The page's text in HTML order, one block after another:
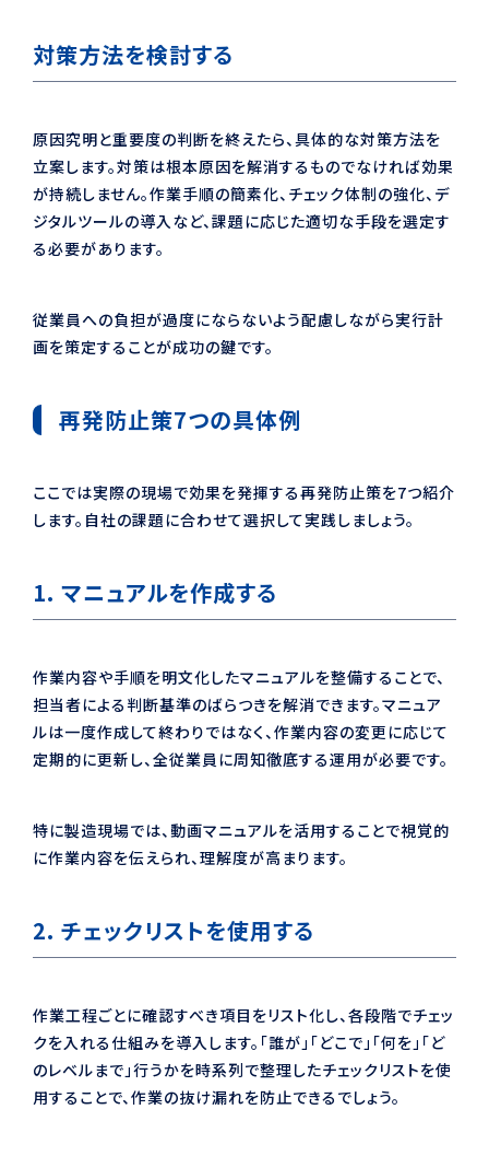
対策方法を検討する
原因究明と重要度の判断を終えたら、具体的な対策方法を
立案します。対策は根本原因を解消するものでなければ効果
が持続しません。作業手順の簡素化、チェック体制の強化、デ
ジタルツールの導入など、課題に応じた適切な手段を選定す
る必要があります。
従業員への負担が過度にならないよう配慮しながら実行計
画を策定することが成功の鍵です。
再発防止策7つの具体例
ここでは実際の現場で効果を発揮する再発防止策を7つ紹介
します。自社の課題に合わせて選択して実践しましょう。
1. マニュアルを作成する
作業内容や手順を明文化したマニュアルを整備することで、
担当者による判断基準のばらつきを解消できます。マニュア
ルは一度作成して終わりではなく、作業内容の変更に応じて
定期的に更新し、全従業員に周知徹底する運用が必要です。
特に製造現場では、動画マニュアルを活用することで視覚的
に作業内容を伝えられ、理解度が高まります。
2. チェックリストを使用する
作業工程ごとに確認すべき項目をリスト化し、各段階でチェッ
クを入れる仕組みを導入します。「誰が」「どこで」「何を」「ど
のレベルまで」行うかを時系列で整理したチェックリストを使
用することで、作業の抜け漏れを防止できるでしょう。